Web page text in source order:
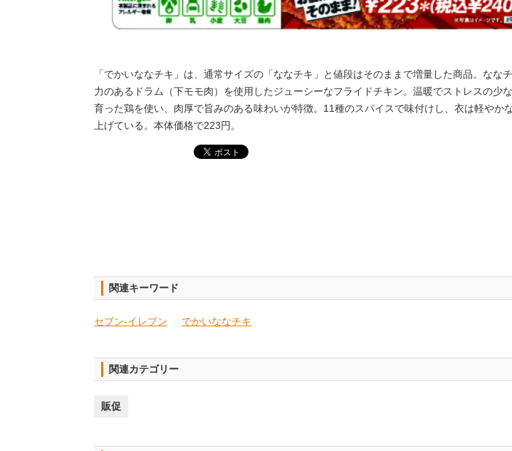
「でかいななチキ」は、通常サイズの「ななチキ」と値段はそのままで増量した商品。なな
力のあるドラム（下モモ肉）を使用したジューシーなフライドチキン。温暖でストレスの少
育った鶏を使い、肉厚で旨みのある味わいが特徴。11種のスパイスで味付けし、衣は軽やか
上げている。本体価格で223円。
関連キーワード
セブン-イレブン でかいななチキ
関連カテゴリー
販促